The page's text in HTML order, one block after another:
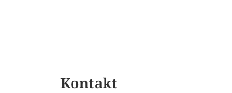
Kontakt